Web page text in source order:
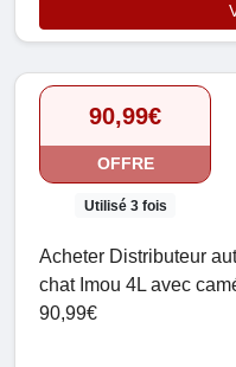
90,99€
OFFRE
Utilisé 3 fois
Acheter Distributeur
chat Imou 4L avec
90,99€